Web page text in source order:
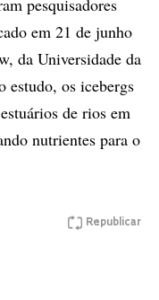
pesquisadores
em 21 de junho
da Universidade da
estudo, os icebergs
de rios em
nutrientes para o
Republicar